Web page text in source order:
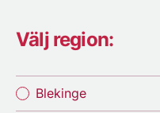
Välj region:
Blekinge